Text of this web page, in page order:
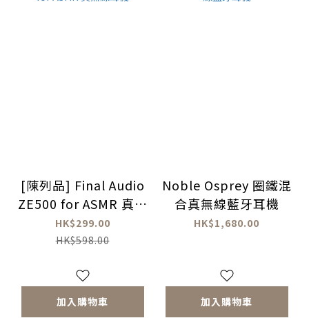
[陳列品] Final Audio
ZE500 for ASMR 真無
線耳機
HK$299.00
HK$598.00
加入購物車
Noble Osprey 圈鐵混
合真無線藍牙耳機
HK$1,680.00
加入購物車